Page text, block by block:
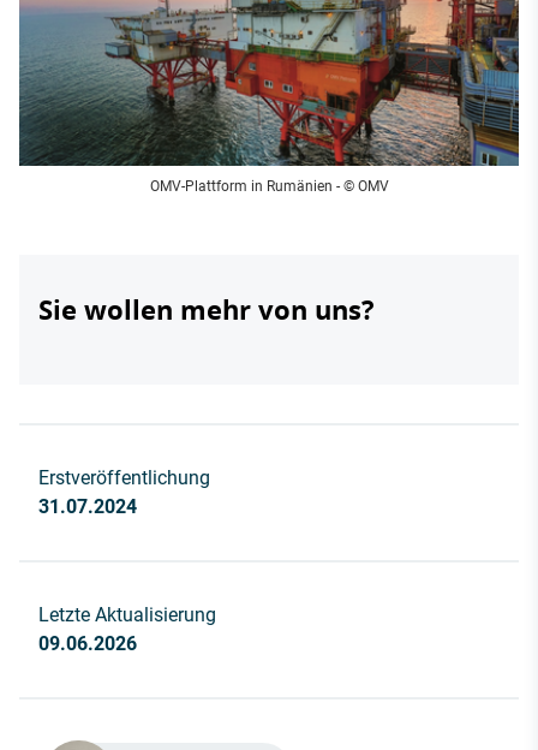
OMV-Plattform in Rumänien - © OMV
Sie wollen mehr von uns?
Erstveröffentlichung
31.07.2024
Letzte Aktualisierung
09.06.2026